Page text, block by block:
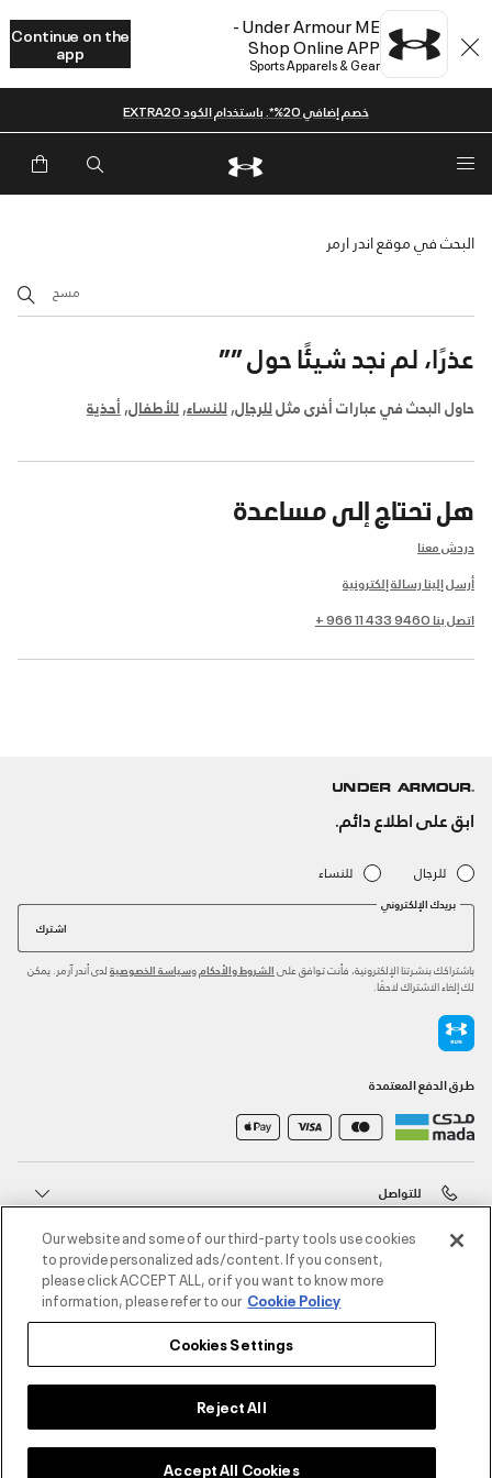
Under Armour ME -
Shop Online APP
Sports Apparels & Gear
Continue on the
app
خصم إضافي 20%*. باستخدام الكود EXTRA20
البحث في موقع اندر ارمر
مسح
عذرًا، لم نجد شيئًا حول””
حاول البحث في عبارات أخرى مثلللرجال, للنساء, للأطفال, أحذية
هل تحتاج إلى مساعدة
دردش معنا
أرسل إلينا رسالة إلكترونية
اتصل بنا 9460 433 11 966 +
ابق على اطلاع دائم.
للرجال للنساء
بريدك الإلكتروني
اشترك
باشتراكك بنشرتنا الإلكترونية، فأنت توافق على الشروط والأحكام وسياسة الخصوصية لدى أندر آرمر. يمكن
لك إلغاء الاشتراك لاحقًا.
طرق الدفع المعتمدة
للتواصل
خدمة العملاء
Our website and some of our third-party tools use cookies
to provide personalized ads/content. If you consent,
please click ACCEPT ALL, or if you want to know more
information, please refer to our Cookie Policy
Cookies Settings
Reject All
Accept All Cookies